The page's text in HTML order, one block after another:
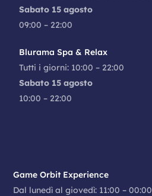
Sabato 15 agosto
09:00 – 22:00
Blurama Spa & Relax
Tutti i giorni: 10:00 – 22:00
Sabato 15 agosto
10:00 – 22:00
Game Orbit Experience
Dal lunedì al giovedì: 11:00 – 00:00